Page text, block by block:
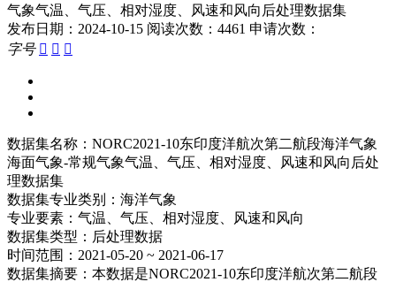
气象气温、气压、相对湿度、风速和风向后处理数据集
发布日期：2024-10-15 阅读次数：4461 申请次数：
字号   
数据集名称： NORC2021-10东印度洋航次第二航段海洋气象
海面气象-常规气象气温、气压、相对湿度、风速和风向后处
理数据集
数据集专业类别： 海洋气象
专业要素： 气温、气压、相对湿度、风速和风向
数据集类型： 后处理数据
时间范围： 2021-05-20 ~ 2021-06-17
数据集摘要： 本数据是NORC2021-10东印度洋航次第二航段